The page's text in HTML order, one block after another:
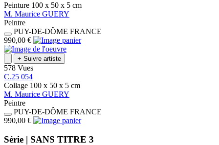
Peinture 100 x 50 x 5 cm
M. Maurice GUERY
Peintre
PUY-DE-DÔME FRANCE
990,00 €
+ Suivre artiste
578 Vues
C.25 054
Collage 100 x 50 x 5 cm
M. Maurice GUERY
Peintre
PUY-DE-DÔME FRANCE
990,00 €
Série | SANS TITRE 3